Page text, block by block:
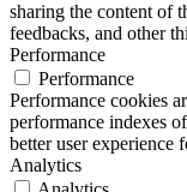
sharing the content of
feedbacks, and other
Performance
Performance
Performance cookies
performance indexes
better user experience
Analytics